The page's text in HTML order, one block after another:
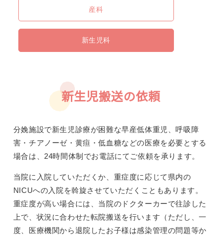
産科
新生児科
新生児搬送の依頼
分娩施設で新生児診療が困難な早産低体重児、呼吸障
害・チアノーゼ・黄疸・低血糖などの医療を必要とする
場合は、24時間体制でお電話にてご依頼を承ります。
当院に入院していただくか、重症度に応じて県内の
NICUへの入院を斡旋させていただくこともあります。
重症度が高い場合には、当院のドクターカーで往診した
上で、状況に合わせた転院搬送を行います（ただし、一
度、医療機関から退院したお子様は感染管理の問題等か